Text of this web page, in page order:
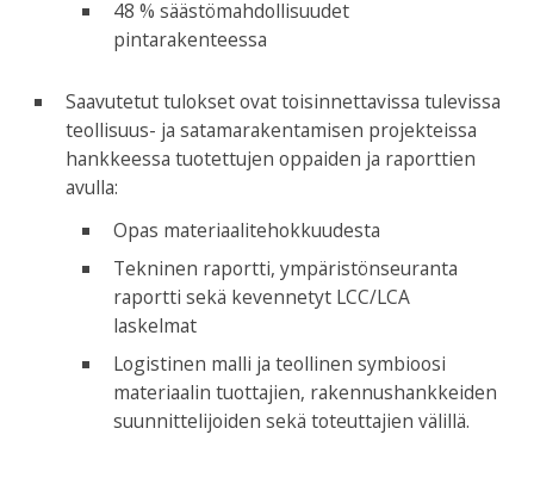
48 % säästömahdollisuudet
pintarakenteessa
Saavutetut tulokset ovat toisinnettavissa tulevissa
teollisuus- ja satamarakentamisen projekteissa
hankkeessa tuotettujen oppaiden ja raporttien
avulla:
Opas materiaalitehokkuudesta
Tekninen raportti, ympäristönseuranta
raportti sekä kevennetyt LCC/LCA
laskelmat
Logistinen malli ja teollinen symbioosi
materiaalin tuottajien, rakennushankkeiden
suunnittelijoiden sekä toteuttajien välillä.